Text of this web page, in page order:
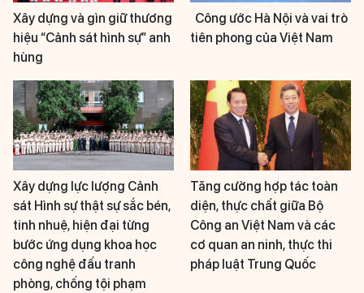
Xây dựng và gìn giữ thương
hiệu “Cảnh sát hình sự” anh
hùng
Công ước Hà Nội và vai trò
tiên phong của Việt Nam
Xây dựng lực lượng Cảnh
sát Hình sự thật sự sắc bén,
tinh nhuệ, hiện đại từng
bước ứng dụng khoa học
công nghệ đấu tranh
phòng, chống tội phạm
Tăng cường hợp tác toàn
diện, thực chất giữa Bộ
Công an Việt Nam và các
cơ quan an ninh, thực thi
pháp luật Trung Quốc